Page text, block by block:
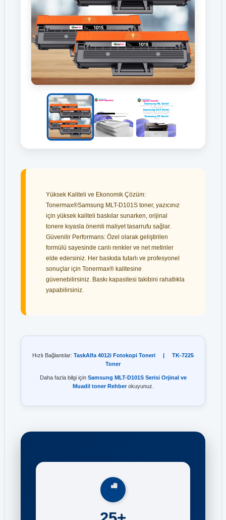
Yüksek Kaliteli ve Ekonomik Çözüm:
Tonermax®Samsung MLT-D101S toner, yazıcınız
için yüksek kaliteli baskılar sunarken, orijinal
tonere kıyasla önemli maliyet tasarrufu sağlar.
Güvenilir Performans: Özel olarak geliştirilen
formülü sayesinde canlı renkler ve net metinler
elde edersiniz. Her baskıda tutarlı ve profesyonel
sonuçlar için Tonermax® kalitesine
güvenebilirsiniz. Baskı kapasitesi takibini rahatlıkla
yapabilirsiniz.
Hızlı Bağlantılar: TaskAlfa 4012i Fotokopi Toneri |
TK-7225
Toner
Daha fazla bilgi için Samsung MLT-D101S Serisi Orjinal ve
Muadil toner Rehberokuyunuz.